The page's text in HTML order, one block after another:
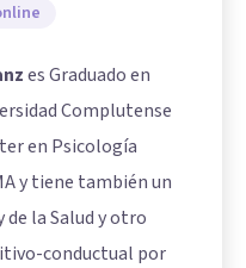
es Graduado en
Complutense
en Psicología
y tiene también un
la Salud y otro
conductual por